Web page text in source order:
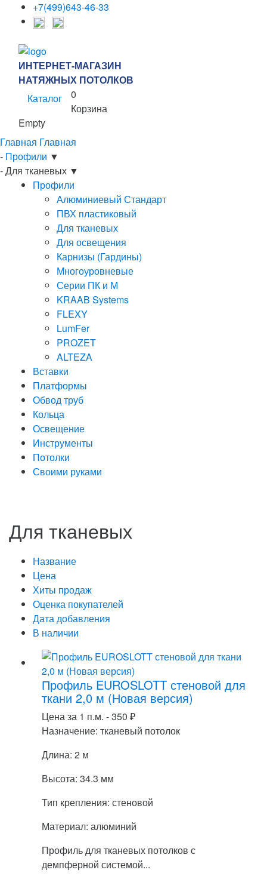
+7(499)643-46-33
ИНТЕРНЕТ-МАГАЗИН
НАТЯЖНЫХ ПОТОЛКОВ
Каталог
0
Корзина
Empty
Главная Главная
- Профили ▼
-Для тканевых ▼
Профили
Алюминиевый Стандарт
ПВХ пластиковый
Для тканевых
Для освещения
Карнизы (Гардины)
Многоуровневые
Серии ПК и М
KRAAB Systems
FLEXY
LumFer
PROZET
ALTEZA
Вставки
Платформы
Обвод труб
Кольца
Освещение
Инструменты
Потолки
Своими руками
Для тканевых
Название
Цена
Хиты продаж
Оценка покупателей
Дата добавления
В наличии
Профиль EUROSLOTT стеновой для
ткани 2,0 м (Новая версия)
Цена за 1 п.м. -350 ₽
Назначение: тканевый потолок
Длина: 2 м
Высота: 34.3 мм
Тип крепления: стеновой
Материал: алюминий
Профиль для тканевых потолков с
демпферной системой...